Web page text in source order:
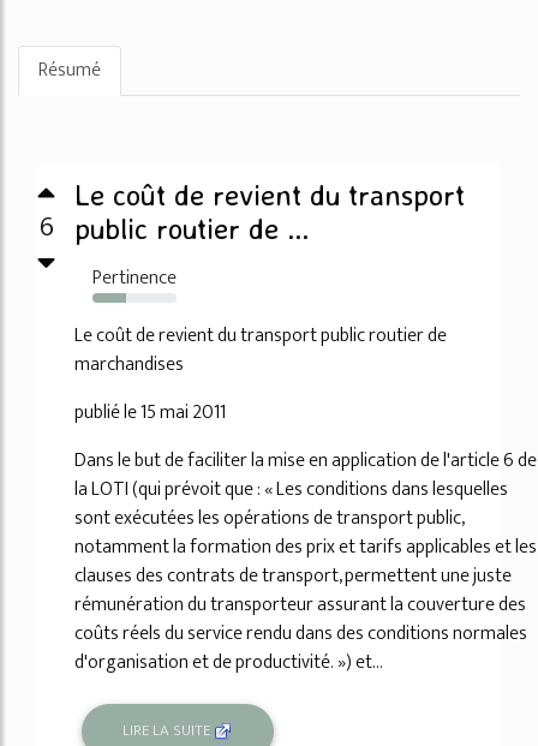
Résumé
6
Le coût de revient du transport
public routier de ...
Pertinence
40%
Le coût de revient du transport public routier de
marchandises
publié le 15 mai 2011
Dans le but de faciliter la mise en application de l'article 6 de
la LOTI (qui prévoit que : « Les conditions dans lesquelles
sont exécutées les opérations de transport public,
notamment la formation des prix et tarifs applicables et les
clauses des contrats de transport, permettent une juste
rémunération du transporteur assurant la couverture des
coûts réels du service rendu dans des conditions normales
d'organisation et de productivité. ») et...
LIRE LA SUITE